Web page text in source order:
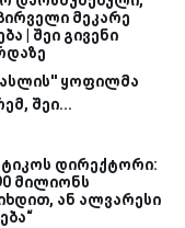
მეკარე
| შეი გივენი
ყოფილმა
შეი...
დირექტორი:
მილიონს
ან ალვარესი